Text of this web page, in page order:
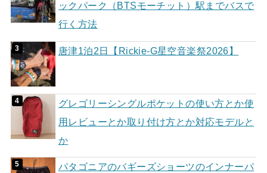
ックパーク（BTSモーチット）駅までバスで
行く方法
唐津1泊2日【Rickie-G星空音楽祭2026】
グレゴリーシングルポケットの使い方とか使
用レビューとか取り付け方とか対応モデルと
か
パタゴニアのバギーズショーツのインナーパ